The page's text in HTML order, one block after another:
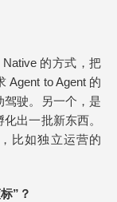
Native 的方式，把
to Agent 的
驶。另一个，是
出一批新东西。
比如独立运营的
”？